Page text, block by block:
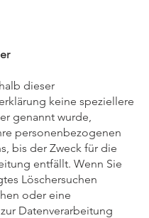
dieser
keine speziellere
genannt wurde,
personenbezogenen
bis der Zweck für die
entfällt. Wenn Sie
Löschersuchen
oder eine
Datenverarbeitung